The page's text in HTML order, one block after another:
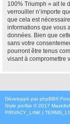
100% Triumph » ait le
verrouiller n’importe
que cela est
informations que vous
données. Bien que
sans votre
pourront être tenus
visant à compromettre
Développé par phpBB®
Style proflat © 2017 Mazeltof
PRIVACY_LINK |